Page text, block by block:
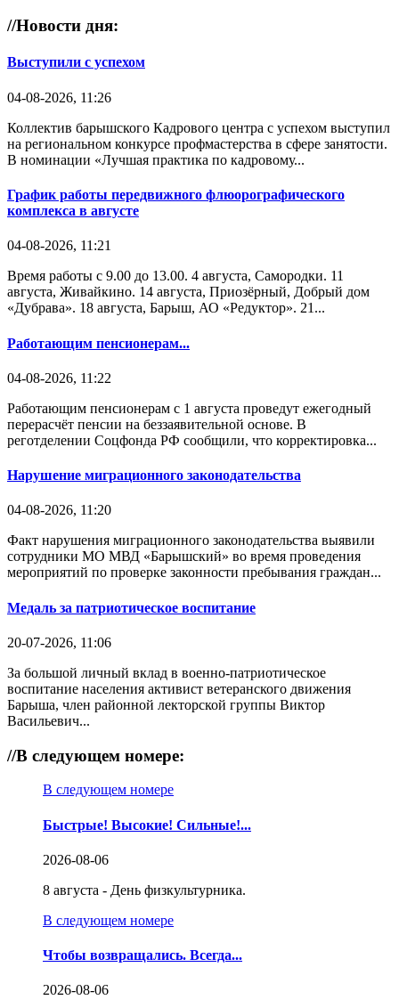
//Новости дня:
Выступили с успехом
04-08-2026, 11:26
Коллектив барышского Кадрового центра с успехом выступил
на региональном конкурсе профмастерства в сфере занятости.
В номинации «Лучшая практика по кадровому...
График работы передвижного флюорографического
комплекса в августе
04-08-2026, 11:21
Время работы с 9.00 до 13.00. 4 августа, Самородки. 11
августа, Живайкино. 14 августа, Приозёрный, Добрый дом
«Дубрава». 18 августа, Барыш, АО «Редуктор». 21...
Работающим пенсионерам...
04-08-2026, 11:22
Работающим пенсионерам с 1 августа проведут ежегодный
перерасчёт пенсии на беззаявительной основе. В
реготделении Соцфонда РФ сообщили, что корректировка...
Нарушение миграционного законодательства
04-08-2026, 11:20
Факт нарушения миграционного законодательства выявили
сотрудники МО МВД «Барышский» во время проведения
мероприятий по проверке законности пребывания граждан...
Медаль за патриотическое воспитание
20-07-2026, 11:06
За большой личный вклад в военно-патриотическое
воспитание населения активист ветеранского движения
Барыша, член районной лекторской группы Виктор
Васильевич...
//В следующем номере:
В следующем номере
Быстрые! Высокие! Сильные!...
2026-08-06
8 августа - День физкультурника.
В следующем номере
Чтобы возвращались. Всегда...
2026-08-06